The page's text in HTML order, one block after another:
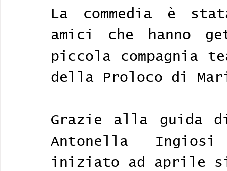
La commedia è
amici che hanno
piccola compagnia
della Proloco di
Grazie alla guida
Antonella
iniziato ad aprile